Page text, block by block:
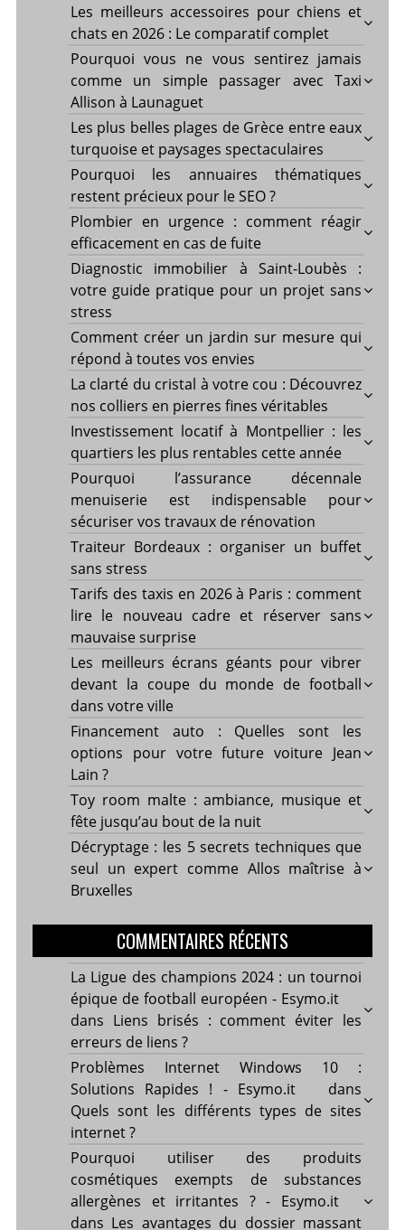
Les meilleurs accessoires pour chiens et
chats en 2026 : Le comparatif complet
Pourquoi vous ne vous sentirez jamais
comme un simple passager avec Taxi
Allison à Launaguet
Les plus belles plages de Grèce entre eaux
turquoise et paysages spectaculaires
Pourquoi les annuaires thématiques
restent précieux pour le SEO ?
Plombier en urgence : comment réagir
efficacement en cas de fuite
Diagnostic immobilier à Saint-Loubès :
votre guide pratique pour un projet sans
stress
Comment créer un jardin sur mesure qui
répond à toutes vos envies
La clarté du cristal à votre cou : Découvrez
nos colliers en pierres fines véritables
Investissement locatif à Montpellier : les
quartiers les plus rentables cette année
Pourquoi l’assurance décennale
menuiserie est indispensable pour
sécuriser vos travaux de rénovation
Traiteur Bordeaux : organiser un buffet
sans stress
Tarifs des taxis en 2026 à Paris : comment
lire le nouveau cadre et réserver sans
mauvaise surprise
Les meilleurs écrans géants pour vibrer
devant la coupe du monde de football
dans votre ville
Financement auto : Quelles sont les
options pour votre future voiture Jean
Lain ?
Toy room malte : ambiance, musique et
fête jusqu’au bout de la nuit
Décryptage : les 5 secrets techniques que
seul un expert comme Allos maîtrise à
Bruxelles
COMMENTAIRES RÉCENTS
La Ligue des champions 2024 : un tournoi
épique de football européen - Esymo.it
dans Liens brisés : comment éviter les
erreurs de liens ?
Problèmes Internet Windows 10 :
Solutions Rapides ! - Esymo.it
dans
Quels sont les différents types de sites
internet ?
Pourquoi utiliser des produits
cosmétiques exempts de substances
allergènes et irritantes ? - Esymo.it
dans Les avantages du dossier massant